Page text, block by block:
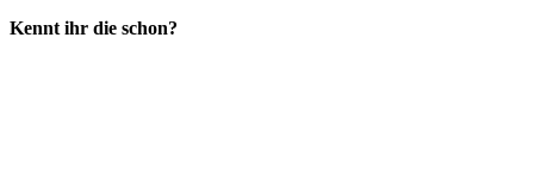
Kennt ihr die schon?